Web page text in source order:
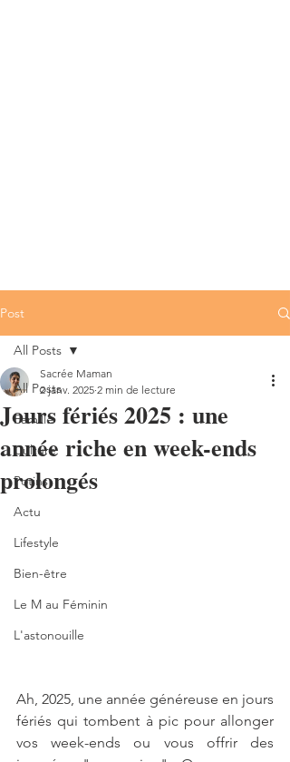
Post
All Posts
Famille
Culture
Potins
Actu
Lifestyle
Bien-être
Le M au Féminin
L'astonouille
All Posts
Jours fériés 2025 : une
année riche en week-ends
prolongés
Sacrée Maman
2 janv. 2025 2 min de lecture
Ah, 2025, une année généreuse en jours
fériés qui tombent à pic pour allonger
vos week-ends ou vous offrir des